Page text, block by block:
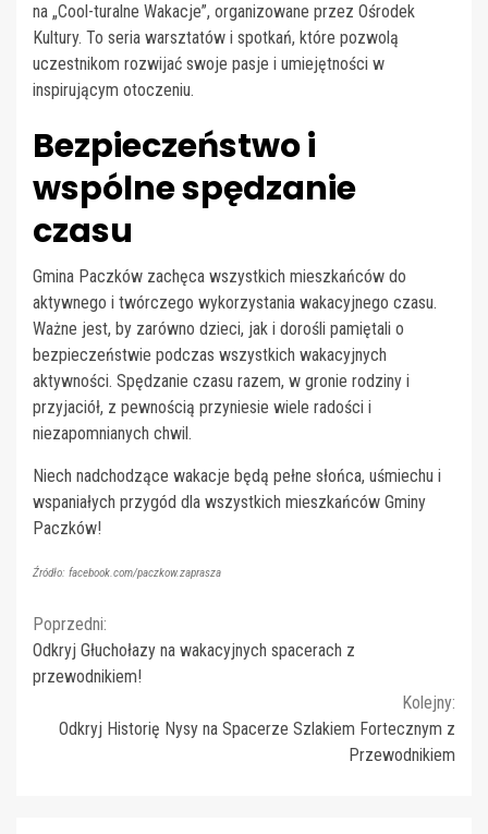
na „Cool-turalne Wakacje”, organizowane przez Ośrodek
Kultury. To seria warsztatów i spotkań, które pozwolą
uczestnikom rozwijać swoje pasje i umiejętności w
inspirującym otoczeniu.
Bezpieczeństwo i
wspólne spędzanie
czasu
Gmina Paczków zachęca wszystkich mieszkańców do
aktywnego i twórczego wykorzystania wakacyjnego czasu.
Ważne jest, by zarówno dzieci, jak i dorośli pamiętali o
bezpieczeństwie podczas wszystkich wakacyjnych
aktywności. Spędzanie czasu razem, w gronie rodziny i
przyjaciół, z pewnością przyniesie wiele radości i
niezapomnianych chwil.
Niech nadchodzące wakacje będą pełne słońca, uśmiechu i
wspaniałych przygód dla wszystkich mieszkańców Gminy
Paczków!
Źródło: facebook.com/paczkow.zaprasza
Continue
Reading
Poprzedni:
Odkryj Głuchołazy na wakacyjnych spacerach z
przewodnikiem!
Kolejny:
Odkryj Historię Nysy na Spacerze Szlakiem Fortecznym z
Przewodnikiem